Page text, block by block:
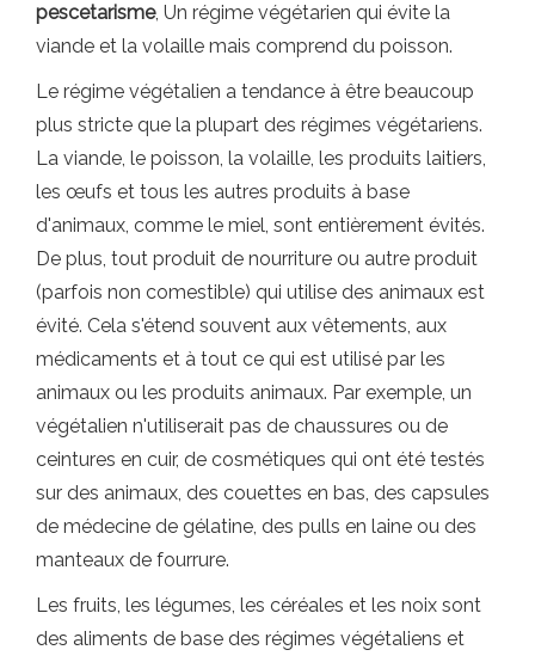
pescetarisme, Un régime végétarien qui évite la
viande et la volaille mais comprend du poisson.
Le régime végétalien a tendance à être beaucoup
plus stricte que la plupart des régimes végétariens.
La viande, le poisson, la volaille, les produits laitiers,
les œufs et tous les autres produits à base
d'animaux, comme le miel, sont entièrement évités.
De plus, tout produit de nourriture ou autre produit
(parfois non comestible) qui utilise des animaux est
évité. Cela s'étend souvent aux vêtements, aux
médicaments et à tout ce qui est utilisé par les
animaux ou les produits animaux. Par exemple, un
végétalien n'utiliserait pas de chaussures ou de
ceintures en cuir, de cosmétiques qui ont été testés
sur des animaux, des couettes en bas, des capsules
de médecine de gélatine, des pulls en laine ou des
manteaux de fourrure.
Les fruits, les légumes, les céréales et les noix sont
des aliments de base des régimes végétaliens et